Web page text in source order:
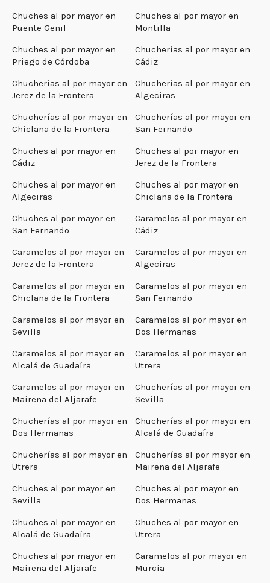
Chuches al por mayor en
Puente Genil
Chuches al por mayor en
Montilla
Chuches al por mayor en
Priego de Córdoba
Chucherías al por mayor en
Cádiz
Chucherías al por mayor en
Jerez de la Frontera
Chucherías al por mayor en
Algeciras
Chucherías al por mayor en
Chiclana de la Frontera
Chucherías al por mayor en
San Fernando
Chuches al por mayor en
Cádiz
Chuches al por mayor en
Jerez de la Frontera
Chuches al por mayor en
Algeciras
Chuches al por mayor en
Chiclana de la Frontera
Chuches al por mayor en
San Fernando
Caramelos al por mayor en
Cádiz
Caramelos al por mayor en
Jerez de la Frontera
Caramelos al por mayor en
Algeciras
Caramelos al por mayor en
Chiclana de la Frontera
Caramelos al por mayor en
San Fernando
Caramelos al por mayor en
Sevilla
Caramelos al por mayor en
Dos Hermanas
Caramelos al por mayor en
Alcalá de Guadaíra
Caramelos al por mayor en
Utrera
Caramelos al por mayor en
Mairena del Aljarafe
Chucherías al por mayor en
Sevilla
Chucherías al por mayor en
Dos Hermanas
Chucherías al por mayor en
Alcalá de Guadaíra
Chucherías al por mayor en
Utrera
Chucherías al por mayor en
Mairena del Aljarafe
Chuches al por mayor en
Sevilla
Chuches al por mayor en
Dos Hermanas
Chuches al por mayor en
Alcalá de Guadaíra
Chuches al por mayor en
Utrera
Chuches al por mayor en
Mairena del Aljarafe
Caramelos al por mayor en
Murcia